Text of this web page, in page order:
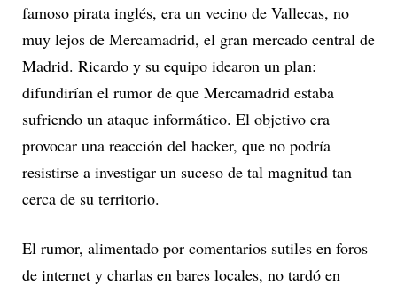
famoso pirata inglés, era un vecino de Vallecas, no
muy lejos de Mercamadrid, el gran mercado central de
Madrid. Ricardo y su equipo idearon un plan:
difundirían el rumor de que Mercamadrid estaba
sufriendo un ataque informático. El objetivo era
provocar una reacción del hacker, que no podría
resistirse a investigar un suceso de tal magnitud tan
cerca de su territorio.
El rumor, alimentado por comentarios sutiles en foros
de internet y charlas en bares locales, no tardó en